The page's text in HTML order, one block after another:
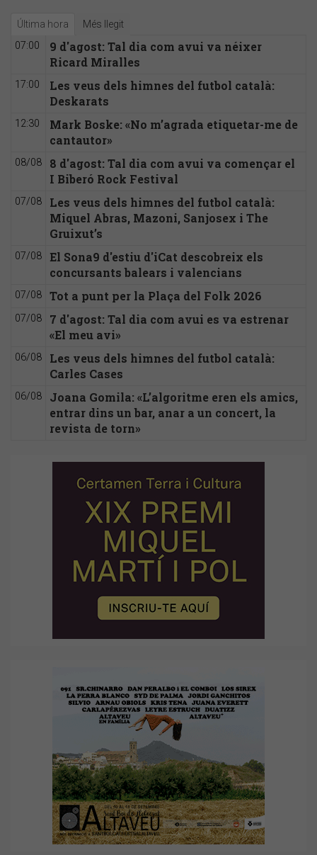
Última hora Més llegit
07:00
9 d'agost: Tal dia com avui va néixer
Ricard Miralles
17:00
Les veus dels himnes del futbol català:
Deskarats
12:30
Mark Boske: «No m’agrada etiquetar-me de
cantautor»
08/08
8 d'agost: Tal dia com avui va començar el
I Biberó Rock Festival
07/08
Les veus dels himnes del futbol català:
Miquel Abras, Mazoni, Sanjosex i The
Gruixut’s
07/08
El Sona9 d'estiu d'iCat descobreix els
concursants balears i valencians
07/08 Tot a punt per la Plaça del Folk 2026
07/08
7 d'agost: Tal dia com avui es va estrenar
«El meu avi»
06/08
Les veus dels himnes del futbol català:
Carles Cases
06/08
Joana Gomila: «L’algoritme eren els amics,
entrar dins un bar, anar a un concert, la
revista de torn»